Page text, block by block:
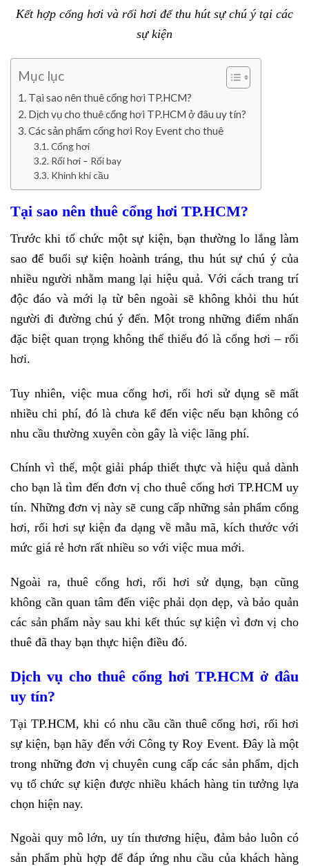
Kết hợp cổng hơi và rối hơi để thu hút sự chú ý tại các
sự kiện
Mục lục
Tại sao nên thuê cổng hơi TP.HCM?
Dịch vụ cho thuê cổng hơi TP.HCM ở đâu uy tín?
Các sản phẩm cổng hơi Roy Event cho thuê
Cổng hơi
Rối hơi – Rối bay
Khinh khí cầu
Tại sao nên thuê cổng hơi TP.HCM?
Trước khi tổ chức một sự kiện, bạn thường lo lắng làm
sao để buổi sự kiện hoành tráng, thu hút sự chú ý của
nhiều người nhằm mang lại hiệu quả. Với cách trang trí
độc đáo và mới lạ từ bên ngoài sẽ không khỏi thu hút
người đi đường chú ý đến. Một trong những điểm nhấn
đặc biệt quan trọng không thể thiếu đó là cổng hơi – rối
hơi.
Tuy nhiên, việc mua cổng hơi, rối hơi sử dụng sẽ mất
nhiều chi phí, đó là chưa kể đến việc nếu bạn không có
nhu cầu thường xuyên còn gây là việc lãng phí.
Chính vì thế, một giải pháp thiết thực và hiệu quả dành
cho bạn là tìm đến đơn vị cho thuê cổng hơi TP.HCM uy
tín. Những đơn vị này sẽ cung cấp những sản phẩm cổng
hơi, rối hơi sự kiện đa dạng về mẫu mã, kích thước với
mức giá rẻ hơn rất nhiều so với việc mua mới.
Ngoài ra, thuê cổng hơi, rối hơi sử dụng, bạn cũng
không cần quan tâm đến việc phải dọn dẹp, và bảo quản
các sản phẩm này sau khi kết thúc sự kiện vì đơn vị cho
thuê đã thay bạn thực hiện điều đó.
Dịch vụ cho thuê cổng hơi TP.HCM ở đâu
uy tín?
Tại TP.HCM, khi có nhu cầu cần thuê cổng hơi, rối hơi
sự kiện, bạn hãy đến với Công ty Roy Event. Đây là một
trong những đơn vị chuyên cung cấp các sản phẩm, dịch
vụ tổ chức sự kiện được nhiều khách hàng tin tưởng lựa
chọn hiện nay.
Ngoài quy mô lớn, uy tín thương hiệu, đảm bảo luôn có
sản phẩm phù hợp để đáp ứng nhu cầu của khách hàng